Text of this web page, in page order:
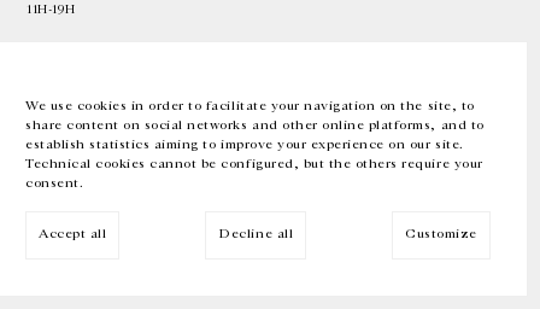
We use cookies in order to facilitate your navigation on the site, to
share content on social networks and other online platforms, and to
establish statistics aiming to improve your experience on our site.
Technical cookies cannot be configured, but the others require your
consent.
Accept all Decline all Customize
11H-19H
EN FR 中文 Facebook Instagram
Inscrivez-vous à notre newsletter